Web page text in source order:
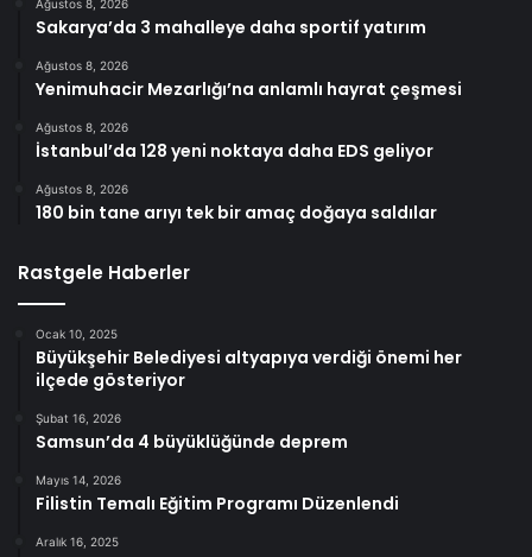
Ağustos 8, 2026
Sakarya’da 3 mahalleye daha sportif yatırım
Ağustos 8, 2026
Yenimuhacir Mezarlığı’na anlamlı hayrat çeşmesi
Ağustos 8, 2026
İstanbul’da 128 yeni noktaya daha EDS geliyor
Ağustos 8, 2026
180 bin tane arıyı tek bir amaç doğaya saldılar
Rastgele Haberler
Ocak 10, 2025
Büyükşehir Belediyesi altyapıya verdiği önemi her
ilçede gösteriyor
Şubat 16, 2026
Samsun’da 4 büyüklüğünde deprem
Mayıs 14, 2026
Filistin Temalı Eğitim Programı Düzenlendi
Aralık 16, 2025